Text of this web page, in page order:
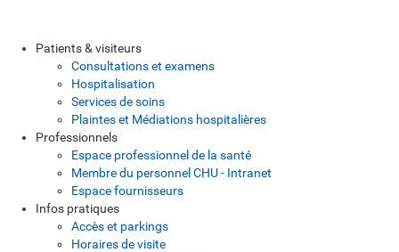
Patients & visiteurs
Consultations et examens
Hospitalisation
Services de soins
Plaintes et Médiations hospitalières
Professionnels
Espace professionnel de la santé
Membre du personnel CHU - Intranet
Espace fournisseurs
Infos pratiques
Accès et parkings
Horaires de visite